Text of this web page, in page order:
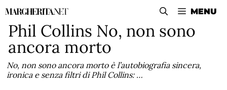
Vai
contenuto
MENU
Phil Collins No, non sono
ancora morto
No, non sono ancora morto è l’autobiografia sincera,
ironica e senza filtri di Phil Collins: …